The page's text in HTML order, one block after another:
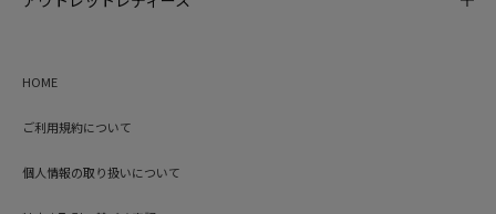
HOME
ご利用規約について
個人情報の取り扱いについて